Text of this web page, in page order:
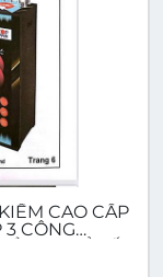
CAO CẤP
3 CÔNG